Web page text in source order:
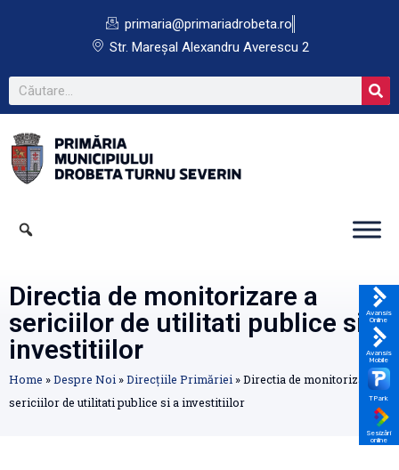
primaria@primariadrobeta.ro
Str. Mareșal Alexandru Averescu 2
Directia de monitorizare a
sericiilor de utilitati publice si a
investitiilor
Home »Despre Noi »Direcțiile Primăriei »Directia de monitorizare a
sericiilor de utilitati publice si a investitiilor
Avansis
Online
Avansis
Mobile
TPark
Sesizări
online